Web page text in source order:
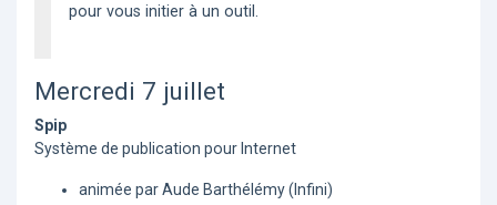
pour vous initier à un outil.
Mercredi 7 juillet
Spip
Système de publication pour Internet
animée par Aude Barthélémy (Infini)